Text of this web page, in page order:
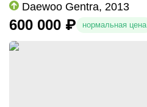
Daewoo Gentra, 2013
600 000 ₽ нормальная цена